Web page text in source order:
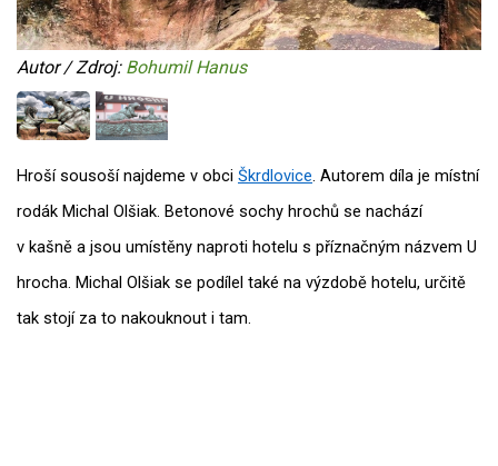
Autor / Zdroj: Bohumil Hanus
Hroší sousoší najdeme v obci Škrdlovice . Autorem díla je místní
rodák Michal Olšiak. Betonové sochy hrochů se nachází
v kašně a jsou umístěny naproti hotelu s příznačným názvem U
hrocha. Michal Olšiak se podílel také na výzdobě hotelu, určitě
tak stojí za to nakouknout i tam.